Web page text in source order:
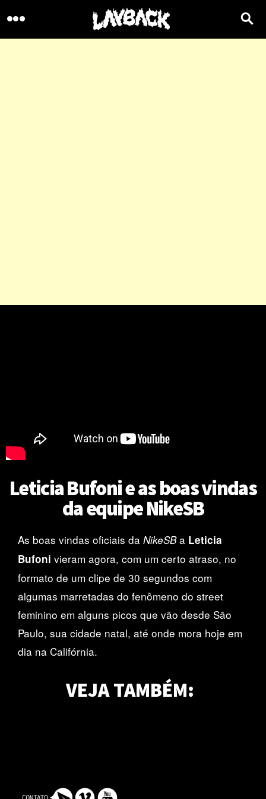
Leticia Bufoni e as boas vindas
da equipe NikeSB
As boas vindas oficiais da NikeSBa Leticia
Bufoni vieram agora, com um certo atraso, no
formato de um clipe de 30 segundos com
algumas marretadas do fenômeno do street
feminino em alguns picos que vão desde São
Paulo, sua cidade natal, até onde mora hoje em
dia na Califórnia.
VEJA TAMBÉM:
Heitor da Silva!
Assista ao vídeo oficial de boas vindas do cearense na marca das três
Primitive dá as boas-vindas a JB Gillet!